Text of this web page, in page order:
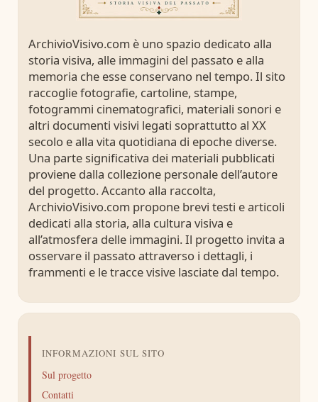
ArchivioVisivo.com è uno spazio dedicato alla
storia visiva, alle immagini del passato e alla
memoria che esse conservano nel tempo. Il sito
raccoglie fotografie, cartoline, stampe,
fotogrammi cinematografici, materiali sonori e
altri documenti visivi legati soprattutto al XX
secolo e alla vita quotidiana di epoche diverse.
Una parte significativa dei materiali pubblicati
proviene dalla collezione personale dell’autore
del progetto. Accanto alla raccolta,
ArchivioVisivo.com propone brevi testi e articoli
dedicati alla storia, alla cultura visiva e
all’atmosfera delle immagini. Il progetto invita a
osservare il passato attraverso i dettagli, i
frammenti e le tracce visive lasciate dal tempo.
INFORMAZIONI SUL SITO
Sul progetto
Contatti